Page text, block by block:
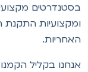
התקנת
בקליל